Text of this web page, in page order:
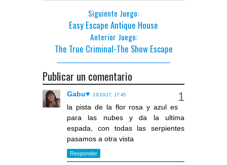
Siguiente Juego:
Easy Escape Antique House
Anterior Juego:
The True Criminal-The Show Escape
Publicar un comentario
Gabu♥ 13/10/17, 17:45
la pista de la flor rosa y azul es
para las nubes y da la ultima
espada, con todas las serpientes
pasamos a otra vista
Responder